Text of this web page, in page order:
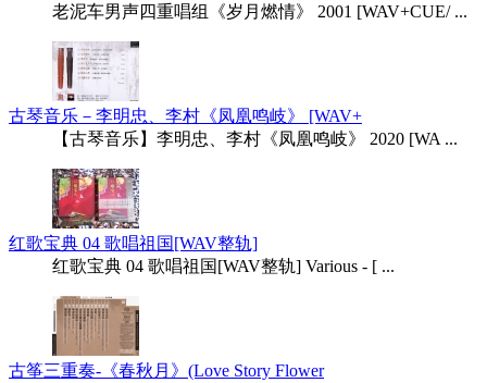
老泥车男声四重唱组《岁月燃情》 2001 [WAV+CUE/ ...
古琴音乐－李明忠、李村《凤凰鸣岐》 [WAV+
【古琴音乐】李明忠、李村《凤凰鸣岐》 2020 [WA ...
红歌宝典 04 歌唱祖国[WAV整轨]
红歌宝典 04 歌唱祖国[WAV整轨] Various - [ ...
古筝三重奏-《春秋月》(Love Story Flower